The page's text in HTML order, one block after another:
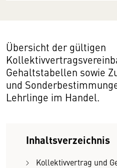
Übersicht der gültigen
Gehaltstabellen sowie
und
Lehrlinge im Handel.
Inhaltsverzeichnis
Kollektivvertrag und